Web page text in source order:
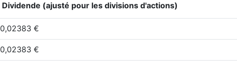
Dividende (ajusté pour les divisions d'actions)
0,02383 €
0,02383 €